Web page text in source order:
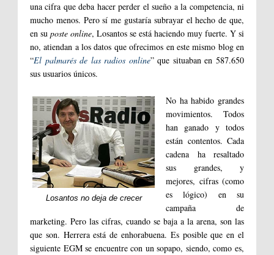
una cifra que deba hacer perder el sueño a la competencia, ni
mucho menos. Pero sí me gustaría subrayar el hecho de que,
en su poste online, Losantos se está haciendo muy fuerte. Y si
no, atiendan a los datos que ofrecimos en este mismo blog en
“El palmarés de las radios online” que situaban en 587.650
sus usuarios únicos.
Losantos no deja de crecer
No ha habido grandes
movimientos. Todos
han ganado y todos
están contentos. Cada
cadena ha resaltado
sus grandes, y
mejores, cifras (como
es lógico) en su
campaña de
marketing. Pero las cifras, cuando se baja a la arena, son las
que son. Herrera está de enhorabuena. Es posible que en el
siguiente EGM se encuentre con un sopapo, siendo, como es,